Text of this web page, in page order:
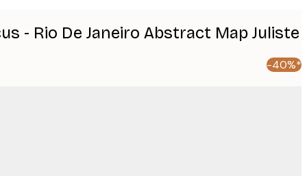
- Rio De Janeiro Abstract Map Juliste
-40%*